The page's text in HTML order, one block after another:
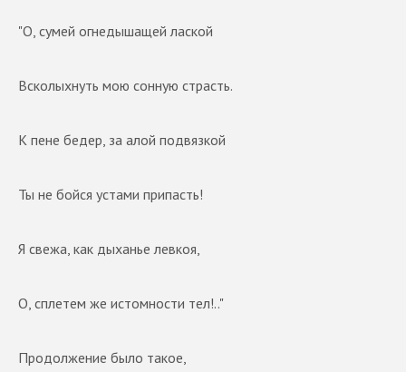
"О, сумей огнедышащей лаской
Всколыхнуть мою сонную страсть.
К пене бедер, за алой подвязкой
Ты не бойся устами припасть!
Я свежа, как дыханье левкоя,
О, сплетем же истомности тел!.."
Продолжение было такое,